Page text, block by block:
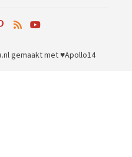
gemaakt met ♥Apollo14